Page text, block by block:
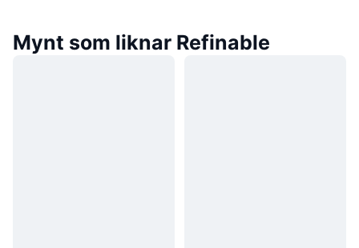
Mynt som liknar Refinable